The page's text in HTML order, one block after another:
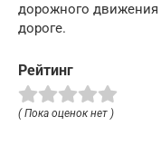
дорожного движения
дороге.
Рейтинг
( Пока оценок нет )